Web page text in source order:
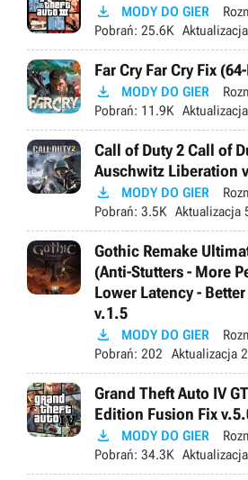
 MODY DO GIER
Pobrań: 25.6K Aktualizacja
Far Cry Far Cry Fix
 MODY DO GIER
Pobrań: 11.9K Aktualizacja
Call of Duty 2 Call of
Auschwitz Liberation
 MODY DO GIER
Pobrań: 3.5K Aktualizacja
Gothic Remake
(Anti-Stutters - More
Lower Latency -
v.1.5
 MODY DO GIER
Pobrań: 202 Aktualizacja
Grand Theft Auto IV
Edition Fusion Fix
 MODY DO GIER
Pobrań: 34.3K Aktualizacja